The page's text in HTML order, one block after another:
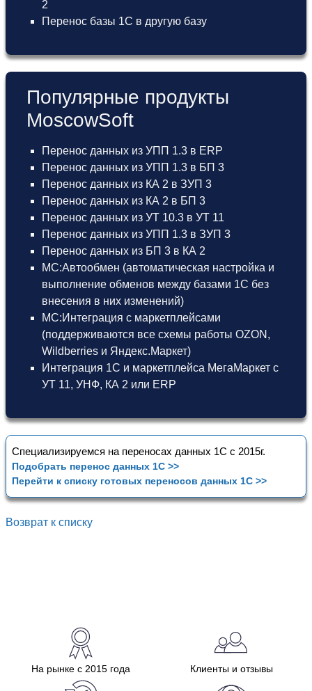
2
Перенос базы 1С в другую базу
Популярные продукты
MoscowSoft
Перенос данных из УПП 1.3 в ERP
Перенос данных из УПП 1.3 в БП 3
Перенос данных из КА 2 в ЗУП 3
Перенос данных из КА 2 в БП 3
Перенос данных из УТ 10.3 в УТ 11
Перенос данных из УПП 1.3 в ЗУП 3
Перенос данных из БП 3 в КА 2
МС:Автообмен (автоматическая настройка и
выполнение обменов между базами 1С без
внесения в них изменений)
МС:Интеграция с маркетплейсами
(поддерживаются все схемы работы OZON,
Wildberries и Яндекс.Маркет)
Интеграция 1С и маркетплейса МегаМаркет с
УТ 11, УНФ, КА 2 или ERP
Специализируемся на переносах данных 1С с 2015г.
Подобрать перенос данных 1С >>
Перейти к списку готовых переносов данных 1С >>
Возврат к списку
На рынке с 2015 года Клиенты и отзывы